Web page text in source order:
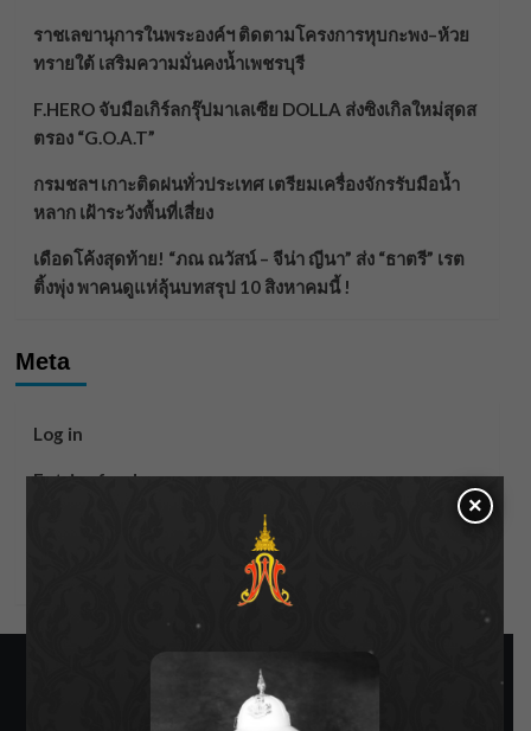
ราชเลขานุการในพระองค์ฯ ติดตามโครงการหุบกะพง–ห้วย
ทรายใต้ เสริมความมั่นคงน้ำเพชรบุรี
F.HERO จับมือเกิร์ลกรุ๊ปมาเลเซีย DOLLA ส่งซิงเกิลใหม่สุดส
ตรอง “G.O.A.T”
กรมชลฯ เกาะติดฝนทั่วประเทศ เตรียมเครื่องจักรรับมือน้ำ
หลาก เฝ้าระวังพื้นที่เสี่ยง
เดือดโค้งสุดท้าย! “ภณ ณวัสน์ – จีน่า ญีนา” ส่ง “ธาตรี” เรต
ติ้งพุ่ง พาคนดูแห่ลุ้นบทสรุป 10 สิงหาคมนี้ !
Meta
Log in
Entries feed
×